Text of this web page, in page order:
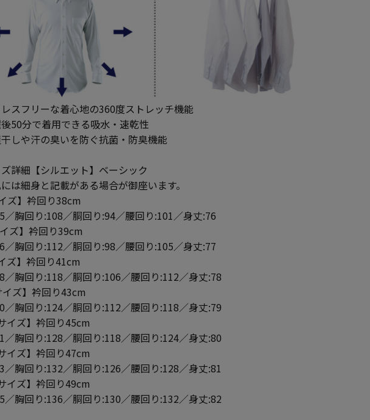
レスフリーな着心地の360度ストレッチ機能
後50分で着用できる吸水・速乾性
干しや汗の臭いを防ぐ抗菌・防臭機能
詳細【シルエット】ベーシック
は細身と記載がある場合が御座います。
ズ】衿回り38cm
／胸回り:108／胴回り:94／腰回り:101／身丈:76
イズ】衿回り39cm
／胸回り:112／胴回り:98／腰回り:105／身丈:77
ズ】衿回り41cm
／胸回り:118／胴回り:106／腰回り:112／身丈:78
イズ】衿回り43cm
／胸回り:124／胴回り:112／腰回り:118／身丈:79
イズ】衿回り45cm
／胸回り:128／胴回り:118／腰回り:124／身丈:80
イズ】衿回り47cm
／胸回り:132／胴回り:126／腰回り:128／身丈:81
イズ】衿回り49cm
／胸回り:136／胴回り:130／腰回り:132／身丈:82